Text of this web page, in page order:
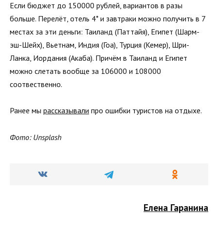
Если бюджет до 150000 рублей, вариантов в разы
больше. Перелёт, отель 4* и завтраки можно получить в 7
местах за эти деньги: Таиланд (Паттайя), Египет (Шарм-
эш-Шейх), Вьетнам, Индия (Гоа), Турция (Кемер), Шри-
Ланка, Иордания (Акаба). Причём в Таиланд и Египет
можно слетать вообще за 106000 и 108000
соотвественно.
Ранее мы рассказывали про ошибки туристов на отдыхе.
Фото: Unsplash
Елена Гаранина